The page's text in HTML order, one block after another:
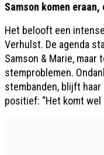
Samson komen
Het belooft een
Verhulst. De agenda
Samson & Marie,
stemproblemen.
stembanden, blijft
positief: “Het komt wel